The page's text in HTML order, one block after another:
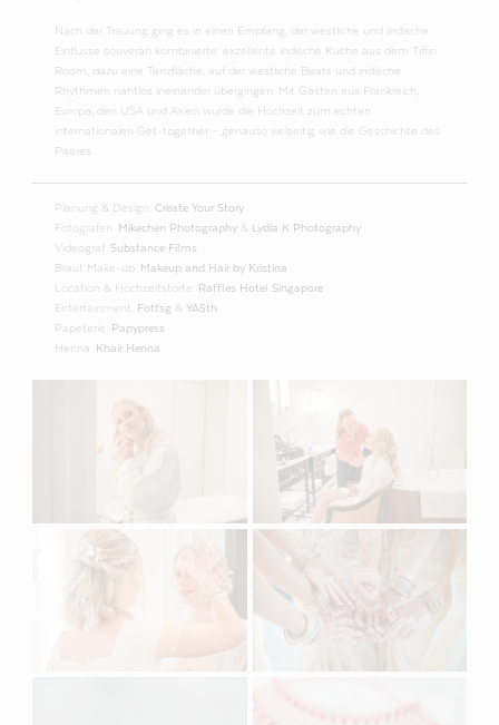
Nach der Trauung ging es in einen Empfang, der westliche und indische
Einflüsse souverän kombinierte: exzellente indische Küche aus dem Tiffin
Room, dazu eine Tanzfläche, auf der westliche Beats und indische
Rhythmen nahtlos ineinander übergingen. Mit Gästen aus Frankreich,
Europa, den USA und Asien wurde die Hochzeit zum echten
internationalen Get-together – genauso vielseitig wie die Geschichte des
Paares.
Planung & Design: Create Your Story
Fotografen: Mikechen Photography & Lydia K Photography
Videograf: Substance Films
Braut Make-up: Makeup and Hair by Kristina
Location & Hochzeitstorte: Raffles Hotel Singapore
Entertainment: Fotfsg & YA5th
Papeterie: Papypress
Henna: Khair Henna